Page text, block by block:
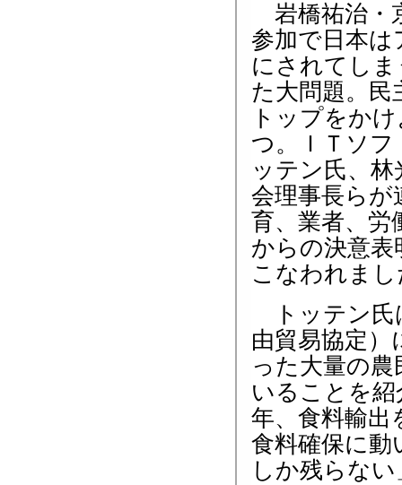
岩橋祐治・
参加で日本は
にされてし
た大問題。民
トップをか
つ。ＩＴソ
ッテン氏、
会理事長らが
育、業者、労
からの決意
こなわれま
トッテン氏
由貿易協定
った大量の
いることを
年、食料輸出
食料確保に動
しか残らな